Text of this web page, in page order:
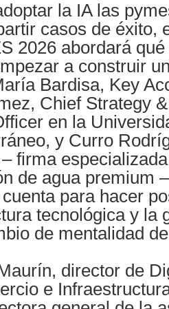
la IA las
casos de éxito,
2026 abordará
a construir
Bardisa, Key
Chief Strategy
en la
y Curro
firma
de agua premium
para hacer
tecnológica y la
de mentalidad
director de
e